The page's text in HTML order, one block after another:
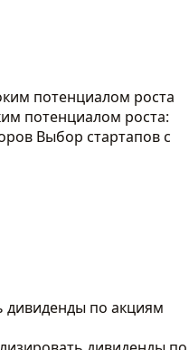
потенциалом роста
потенциалом роста:
Выбор стартапов с
дивиденды по акциям